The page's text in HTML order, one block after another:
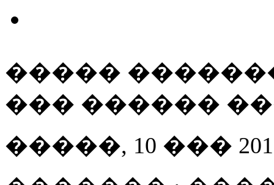
�����
��� ������
�����, 10 ��� 2012